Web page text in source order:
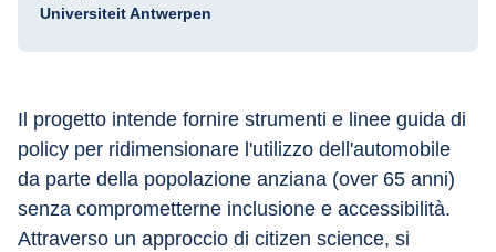
Universiteit Antwerpen
Il progetto intende fornire strumenti e linee guida di
policy per ridimensionare l'utilizzo dell'automobile
da parte della popolazione anziana (over 65 anni)
senza comprometterne inclusione e accessibilità.
Attraverso un approccio di citizen science, si